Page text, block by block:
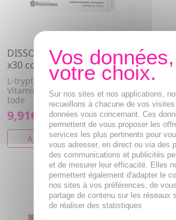
DISSOLVUROL Tryptocalm
x30 comprimés
L-tryptophane, Tryptophane,
Vitamine b3, Vitamine b6,
Iode
9,91€
AJOUTER AU PANIER
Crème
14,50€
Sur nos sites et nos applications,
recueillons à chacune de vos visites
données vous concernant. Ces
permettent de vous proposer les
services les plus pertinents pour
vous adresser, en direct ou via des
des communications et publicités
et de mesurer leur efficacité. Elles
permettent également d'adapter le
nos sites à vos préférences, de
partage de contenu sur les réseaux
de réaliser des statistiques